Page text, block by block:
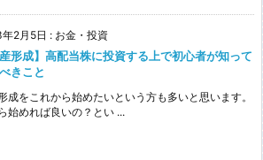
2月5日 : お金・投資
産形成】高配当株に投資する上で初心者が知って
きこと
成をこれから始めたいという方も多いと思います。
始めれば良いの？とい ...